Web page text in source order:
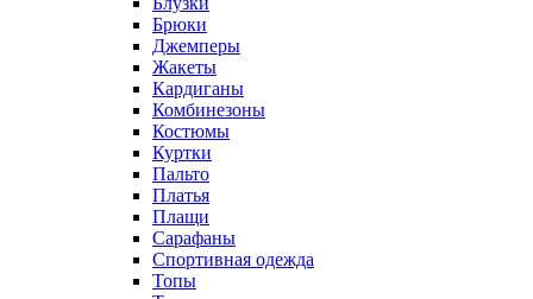
Брюки
Джемперы
Жакеты
Кардиганы
Комбинезоны
Костюмы
Куртки
Пальто
Платья
Плащи
Сарафаны
Спортивная одежда
Топы